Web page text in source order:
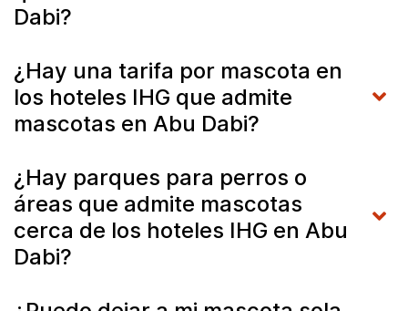
Dabi?
¿Hay una tarifa por mascota en
los hoteles IHG que admite
mascotas en Abu Dabi?
¿Hay parques para perros o
áreas que admite mascotas
cerca de los hoteles IHG en Abu
Dabi?